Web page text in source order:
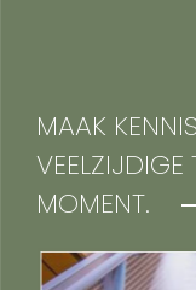
MAAK
VEELZIJDIGE
MOMENT.